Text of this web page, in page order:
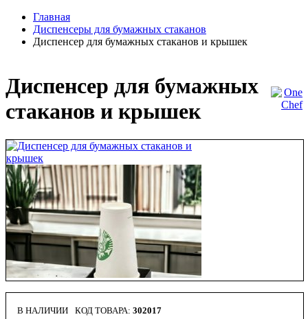
Главная
Диспенсеры для бумажных стаканов
Диспенсер для бумажных стаканов и крышек
Диспенсер для бумажных
стаканов и крышек
В НАЛИЧИИ 302017